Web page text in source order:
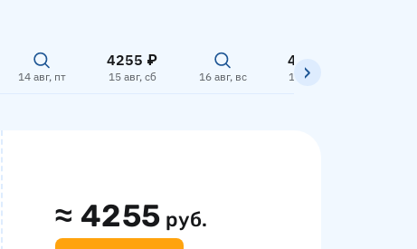
14 авг, пт
4255 ₽
15 авг, сб 16 авг, вс
4255 ₽
17 авг, пн
≈ 4255 руб.